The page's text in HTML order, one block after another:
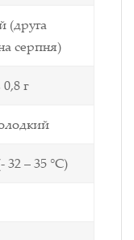
(друга
серпня)
г
32 – 35 °C)